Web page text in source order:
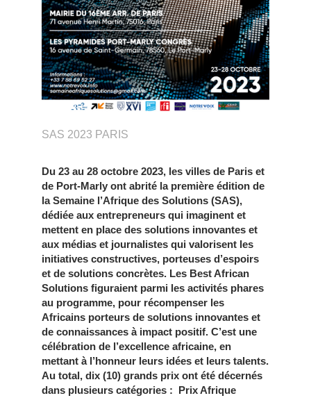
SAS 2023 PARIS
Du 23 au 28 octobre 2023, les villes de Paris et
de Port-Marly ont abrité la première édition de
la Semaine l’Afrique des Solutions (SAS),
dédiée aux entrepreneurs qui imaginent et
mettent en place des solutions innovantes et
aux médias et journalistes qui valorisent les
initiatives constructives, porteuses d’espoirs
et de solutions concrètes. Les Best African
Solutions figuraient parmi les activités phares
au programme, pour récompenser les
Africains porteurs de solutions innovantes et
de connaissances à impact positif. C’est une
célébration de l’excellence africaine, en
mettant à l’honneur leurs idées et leurs talents.
Au total, dix (10) grands prix ont été décernés
dans plusieurs catégories : Prix Afrique